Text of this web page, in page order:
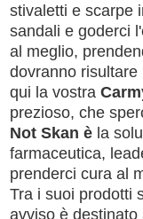
stivaletti e scarpe
sandali e goderci
al meglio,
dovranno
qui la vostra
prezioso, che
Not Skan è la
farmaceutica,
prenderci cura al
Tra i suoi prodotti
avviso è